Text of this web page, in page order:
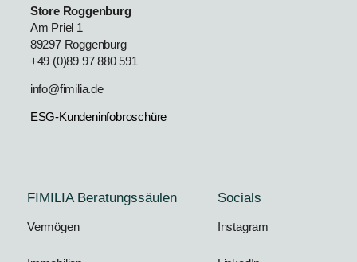
Store Roggenburg
Am Priel 1
89297 Roggenburg
+49 (0)89 97 880 591
info@fimilia.de
ESG-Kundeninfobroschüre
FIMILIA Beratungssäulen
Vermögen
Socials
Instagram